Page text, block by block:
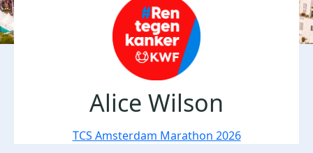
Alice Wilson
TCS Amsterdam Marathon 2026